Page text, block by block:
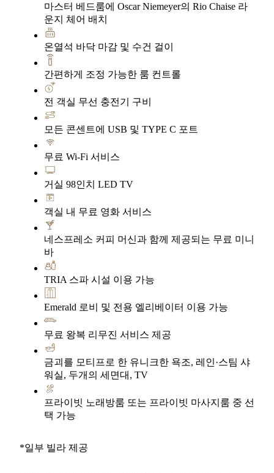
마스터 베드룸에 Oscar Niemeyer의 Rio Chaise 라
운지 체어 배치
온열석 바닥 마감 및 수건 걸이
간편하게 조정 가능한 룸 컨트롤
전 객실 무선 충전기 구비
모든 콘센트에 USB 및 TYPE C 포트
무료 Wi-Fi 서비스
거실 98인치 LED TV
객실 내 무료 영화 서비스
네스프레소 커피 머신과 함께 제공되는 무료 미니
바
TRIA 스파 시설 이용 가능
Emerald 로비 및 전용 엘리베이터 이용 가능
무료 왕복 리무진 서비스 제공
금괴를 모티프로 한 유니크한 욕조, 레인·스팀 샤
워실, 두개의 세면대, TV
프라이빗 노래방룸 또는 프라이빗 마사지룸 중 선
택 가능
*일부 빌라 제공